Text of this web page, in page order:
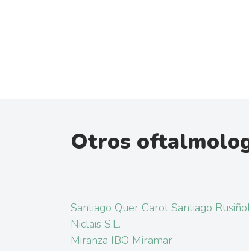
Otros
Santiago Quer Carot Santiago
Niclais S.L.
Miranza IBO Miramar